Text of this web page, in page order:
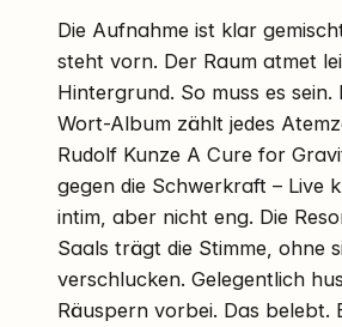
Die Aufnahme ist klar
steht vorn. Der Raum atmet
Hintergrund. So muss es sein.
Wort-Album zählt jedes
Rudolf Kunze A Cure for
gegen die Schwerkraft – Live
intim, aber nicht eng. Die
Saals trägt die Stimme, ohne
verschlucken. Gelegentlich
Räuspern vorbei. Das belebt.